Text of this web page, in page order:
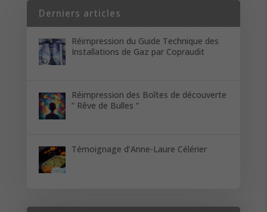
Derniers articles
Réimpression du Guide Technique des
Installations de Gaz par Copraudit
Réimpression des Boîtes de découverte
” Rêve de Bulles “
Témoignage d’Anne-Laure Célérier